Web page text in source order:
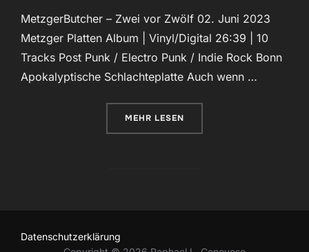
MetzgerButcher – Zwei vor Zwölf 02. Juni 2023
Metzger Platten Album | Vinyl/Digital 26:39 | 10
Tracks Post Punk / Electro Punk / Indie Rock Bonn
Apokalyptische Schlachteplatte Auch wenn …
MEHR ÜBER „POST PUNK IM TAKT DER
LESEN
Datenschutzerklärung